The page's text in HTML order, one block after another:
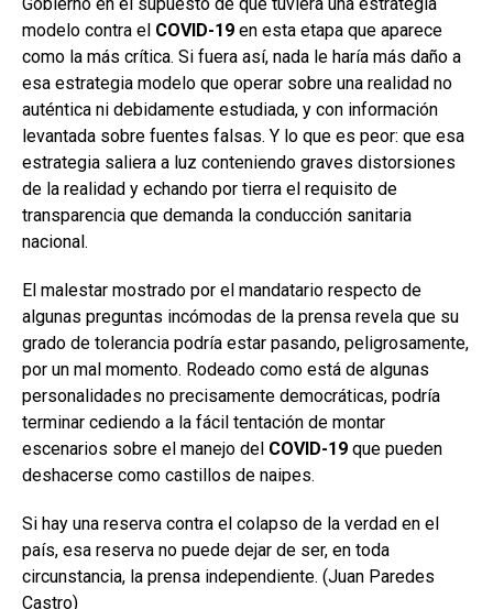
modelo contra el COVID-19 en esta etapa que aparece
como la más crítica. Si fuera así, nada le haría más daño a
esa estrategia modelo que operar sobre una realidad no
auténtica ni debidamente estudiada, y con información
levantada sobre fuentes falsas. Y lo que es peor: que esa
estrategia saliera a luz conteniendo graves distorsiones
de la realidad y echando por tierra el requisito de
transparencia que demanda la conducción sanitaria
nacional.
El malestar mostrado por el mandatario respecto de
algunas preguntas incómodas de la prensa revela que su
grado de tolerancia podría estar pasando, peligrosamente,
por un mal momento. Rodeado como está de algunas
personalidades no precisamente democráticas, podría
terminar cediendo a la fácil tentación de montar
escenarios sobre el manejo del COVID-19 que pueden
deshacerse como castillos de naipes.
Si hay una reserva contra el colapso de la verdad en el
país, esa reserva no puede dejar de ser, en toda
circunstancia, la prensa independiente. (Juan Paredes
Castro)